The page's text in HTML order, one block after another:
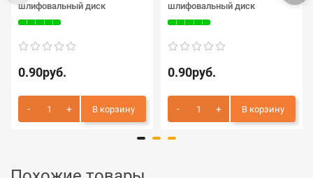
шлифовальный диск
0.90руб.
В корзину
шлифовальный диск
0.90руб.
В корзину